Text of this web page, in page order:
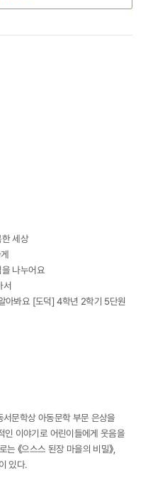
세상
나누어요
서
아봐요 [도덕] 4학년 2학기 5단원
문학상 아동문학 부문 은상을
인 이야기로 어린이들에게 웃음을
《으스스 된장 마을의 비밀》,
있다.